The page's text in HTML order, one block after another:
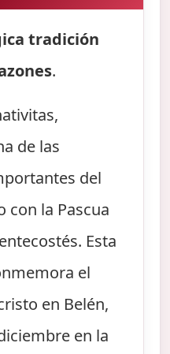
tradición
.
de las
del
la Pascua
Esta
el
en Belén,
en la